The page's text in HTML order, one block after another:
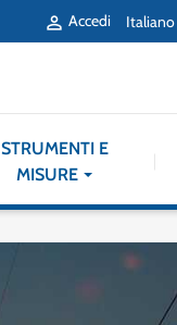
 Accedi Italiano
STRUMENTI E
MISURE